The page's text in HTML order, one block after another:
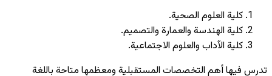
كلية العلوم الصحية.
كلية الهندسة والعمارة والتصميم.
كلية الآداب والعلوم الاجتماعية.
تدرس فيها أهم التخصصات المستقبلية ومعظمها متاحة باللغة